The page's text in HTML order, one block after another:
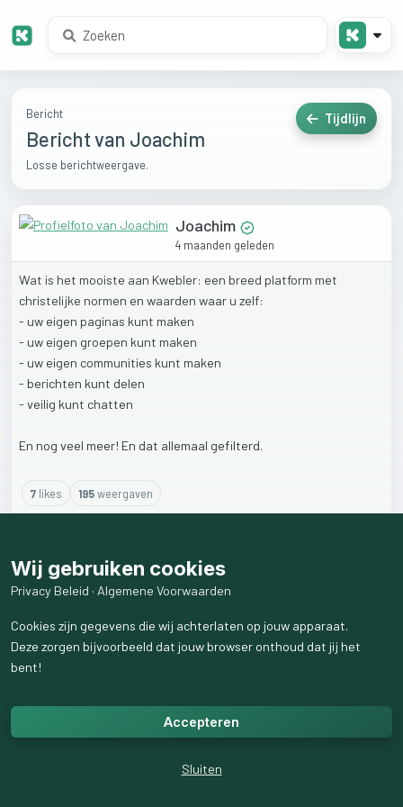
Bericht
Bericht van Joachim
Losse berichtweergave.
Tijdlijn
Joachim
4 maanden geleden
Wat is het mooiste aan Kwebler: een breed platform met
christelijke normen en waarden waar u zelf:
- uw eigen paginas kunt maken
- uw eigen groepen kunt maken
- uw eigen communities kunt maken
- berichten kunt delen
- veilig kunt chatten
En nog veel meer! En dat allemaal gefilterd.
7likes 195weergaven
Wij gebruiken cookies
Privacy Beleid · Algemene Voorwaarden
Cookies zijn gegevens die wij achterlaten op jouw apparaat.
Deze zorgen bijvoorbeeld dat jouw browser onthoud dat jij het
bent!
Accepteren
Sluiten